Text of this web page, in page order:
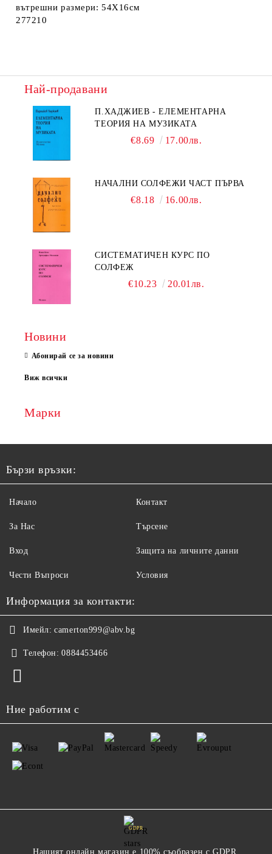
вътрешни размери: 54X16см
277210
Най-продавани
П.ХАДЖИЕВ - ЕЛЕМЕНТАРНА
ТЕОРИЯ НА МУЗИКАТА
€8.69 17.00лв.
НАЧАЛНИ СОЛФЕЖИ ЧАСТ ПЪРВА
€8.18 16.00лв.
СИСТЕМАТИЧЕН КУРС ПО
СОЛФЕЖ
€10.23 20.01лв.
Новини
Абонирай се за новини
Виж всички
Марки
Бързи връзки:
Начало
За Нас
Вход
Чести Въпроси
Контакт
Търсене
Защита на личните данни
Условия
Информация за контакти:
Имейл: camerton999@abv.bg
Телефон: 0884453466
Ние работим с
GDPR
Нашият онлайн магазин е 100% съобразен с GDPR.